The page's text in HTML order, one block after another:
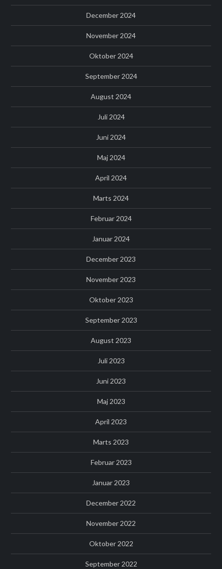
December 2024
November 2024
Oktober 2024
September 2024
August 2024
Juli 2024
Juni 2024
Maj 2024
April 2024
Marts 2024
Februar 2024
Januar 2024
December 2023
November 2023
Oktober 2023
September 2023
August 2023
Juli 2023
Juni 2023
Maj 2023
April 2023
Marts 2023
Februar 2023
Januar 2023
December 2022
November 2022
Oktober 2022
September 2022